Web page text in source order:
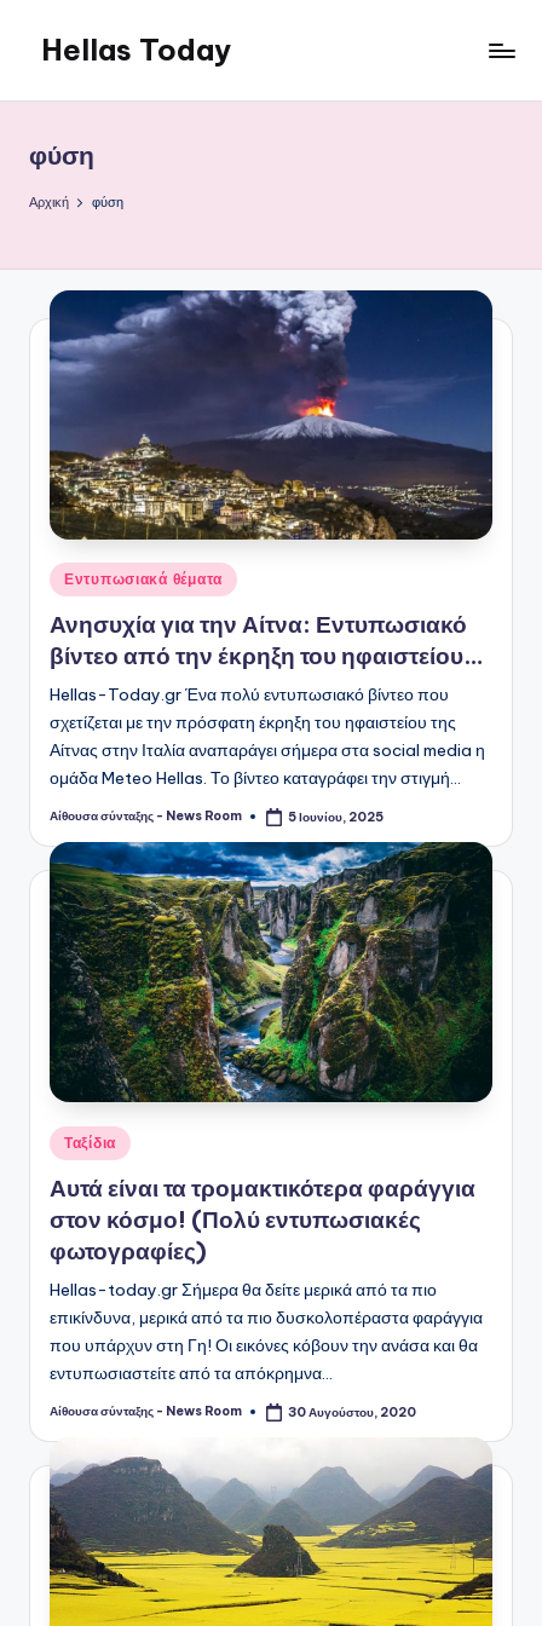
Μετάβαση
περιεχόμενο
Hellas Today
φύση
Αρχική φύση
Αναρτήθηκε
σε
Εντυπωσιακά θέματα
Ανησυχία για την Αίτνα: Εντυπωσιακό
βίντεο από την έκρηξη του ηφαιστείου…
Hellas-Today.gr Ένα πολύ εντυπωσιακό βίντεο που
σχετίζεται με την πρόσφατη έκρηξη του ηφαιστείου της
Αίτνας στην Ιταλία αναπαράγει σήμερα στα social media η
ομάδα Meteo Hellas. Το βίντεο καταγράφει την στιγμή…
Συγγραφέας:
Αίθουσα σύνταξης - News Room 5 Ιουνίου, 2025
Αναρτήθηκε
σε
Ταξίδια
Αυτά είναι τα τρομακτικότερα φαράγγια
στον κόσμο! (Πολύ εντυπωσιακές
φωτογραφίες)
Hellas-today.gr Σήμερα θα δείτε μερικά από τα πιο
επικίνδυνα, μερικά από τα πιο δυσκολοπέραστα φαράγγια
που υπάρχυν στη Γη! Οι εικόνες κόβουν την ανάσα και θα
εντυπωσιαστείτε από τα απόκρημνα…
Συγγραφέας:
Αίθουσα σύνταξης - News Room 30 Αυγούστου, 2020